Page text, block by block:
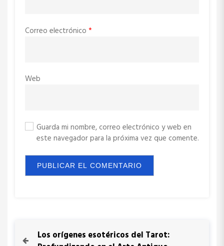
Correo electrónico *
Web
Guarda mi nombre, correo electrónico y web en
este navegador para la próxima vez que comente.
P
r
Los orígenes esotéricos del Tarot: